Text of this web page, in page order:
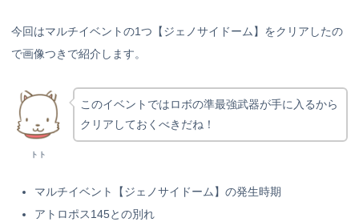
今回はマルチイベントの1つ【ジェノサイドーム】をクリアしたの
で画像つきで紹介します。
トト
このイベントではロボの準最強武器が手に入るから
クリアしておくべきだね！
マルチイベント【ジェノサイドーム】の発生時期
アトロポス145との別れ